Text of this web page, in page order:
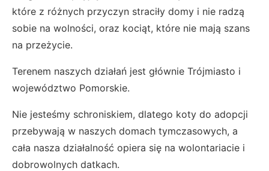
które z różnych przyczyn straciły domy i nie radzą
sobie na wolności, oraz kociąt, które nie mają szans
na przeżycie.
Terenem naszych działań jest głównie Trójmiasto i
województwo Pomorskie.
Nie jesteśmy schroniskiem, dlatego koty do adopcji
przebywają w naszych domach tymczasowych, a
cała nasza działalność opiera się na wolontariacie i
dobrowolnych datkach.